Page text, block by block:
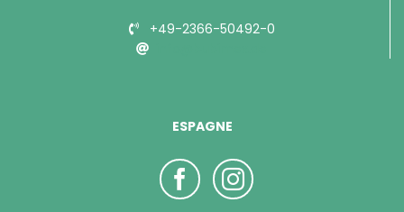
+49-2366-50492-0
ESPAGNE